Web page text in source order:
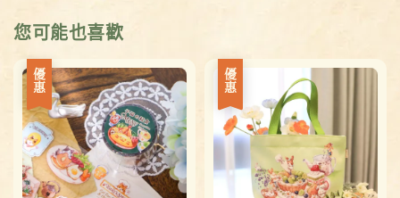
您可能也喜歡
優惠 優惠